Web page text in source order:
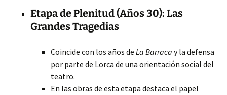
Etapa de Plenitud (Años 30): Las
Grandes Tragedias
Coincide con los años de La Barraca y la defensa
por parte de Lorca de una orientación social del
teatro.
En las obras de esta etapa destaca el papel